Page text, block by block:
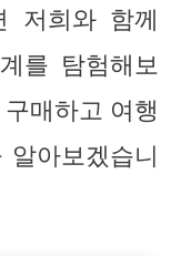
저희와 함께
를 탐험해보
매하고 여행
아보겠습니